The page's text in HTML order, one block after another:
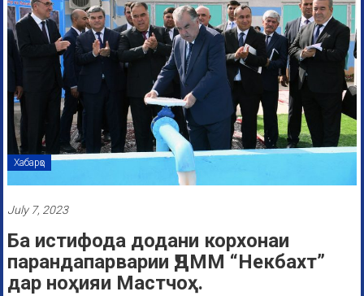
Хабарҳо
July 7, 2023
Ба истифода додани корхонаи
парандапарварии ҶДММ “Некбахт”
дар ноҳияи Мастчоҳ.